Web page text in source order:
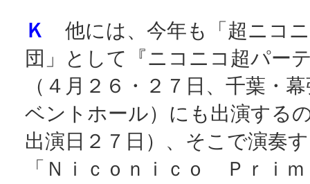
Ｋ
他には、今年も「超ニコ
団」として『ニコニコ超パー
（４月２６・２７日、千葉・
ベントホール）にも出演する
出演日２７日）、そこで演奏
「Ｎｉｃｏｎｉｃｏ Ｐｒｉ